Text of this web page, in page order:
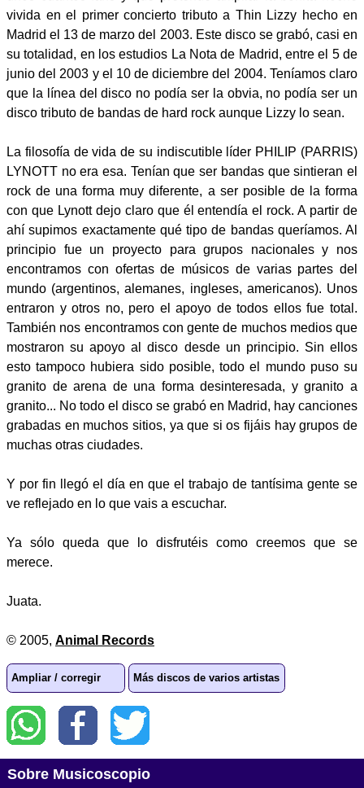
vivida en el primer concierto tributo a Thin Lizzy hecho en
Madrid el 13 de marzo del 2003. Este disco se grabó, casi en
su totalidad, en los estudios La Nota de Madrid, entre el 5 de
junio del 2003 y el 10 de diciembre del 2004. Teníamos claro
que la línea del disco no podía ser la obvia, no podía ser un
disco tributo de bandas de hard rock aunque Lizzy lo sean.
La filosofía de vida de su indiscutible líder PHILIP (PARRIS)
LYNOTT no era esa. Tenían que ser bandas que sintieran el
rock de una forma muy diferente, a ser posible de la forma
con que Lynott dejo claro que él entendía el rock. A partir de
ahí supimos exactamente qué tipo de bandas queríamos. Al
principio fue un proyecto para grupos nacionales y nos
encontramos con ofertas de músicos de varias partes del
mundo (argentinos, alemanes, ingleses, americanos). Unos
entraron y otros no, pero el apoyo de todos ellos fue total.
También nos encontramos con gente de muchos medios que
mostraron su apoyo al disco desde un principio. Sin ellos
esto tampoco hubiera sido posible, todo el mundo puso su
granito de arena de una forma desinteresada, y granito a
granito... No todo el disco se grabó en Madrid, hay canciones
grabadas en muchos sitios, ya que si os fijáis hay grupos de
muchas otras ciudades.
Y por fin llegó el día en que el trabajo de tantísima gente se
ve reflejado en lo que vais a escuchar.
Ya sólo queda que lo disfrutéis como creemos que se
merece.
Juata.
© 2005, Animal Records
Ampliar / corregir Más discos de varios artistas
Sobre Musicoscopio